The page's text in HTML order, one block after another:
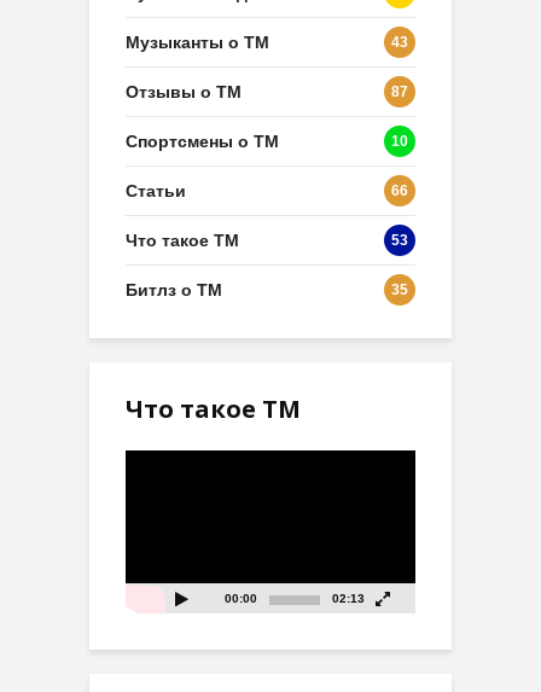
Музыканты о ТМ 43
Отзывы о ТМ 87
Спортсмены о ТМ 10
Статьи 66
Что такое ТМ 53
Битлз о ТМ 35
Что такое ТМ
00:00 02:13